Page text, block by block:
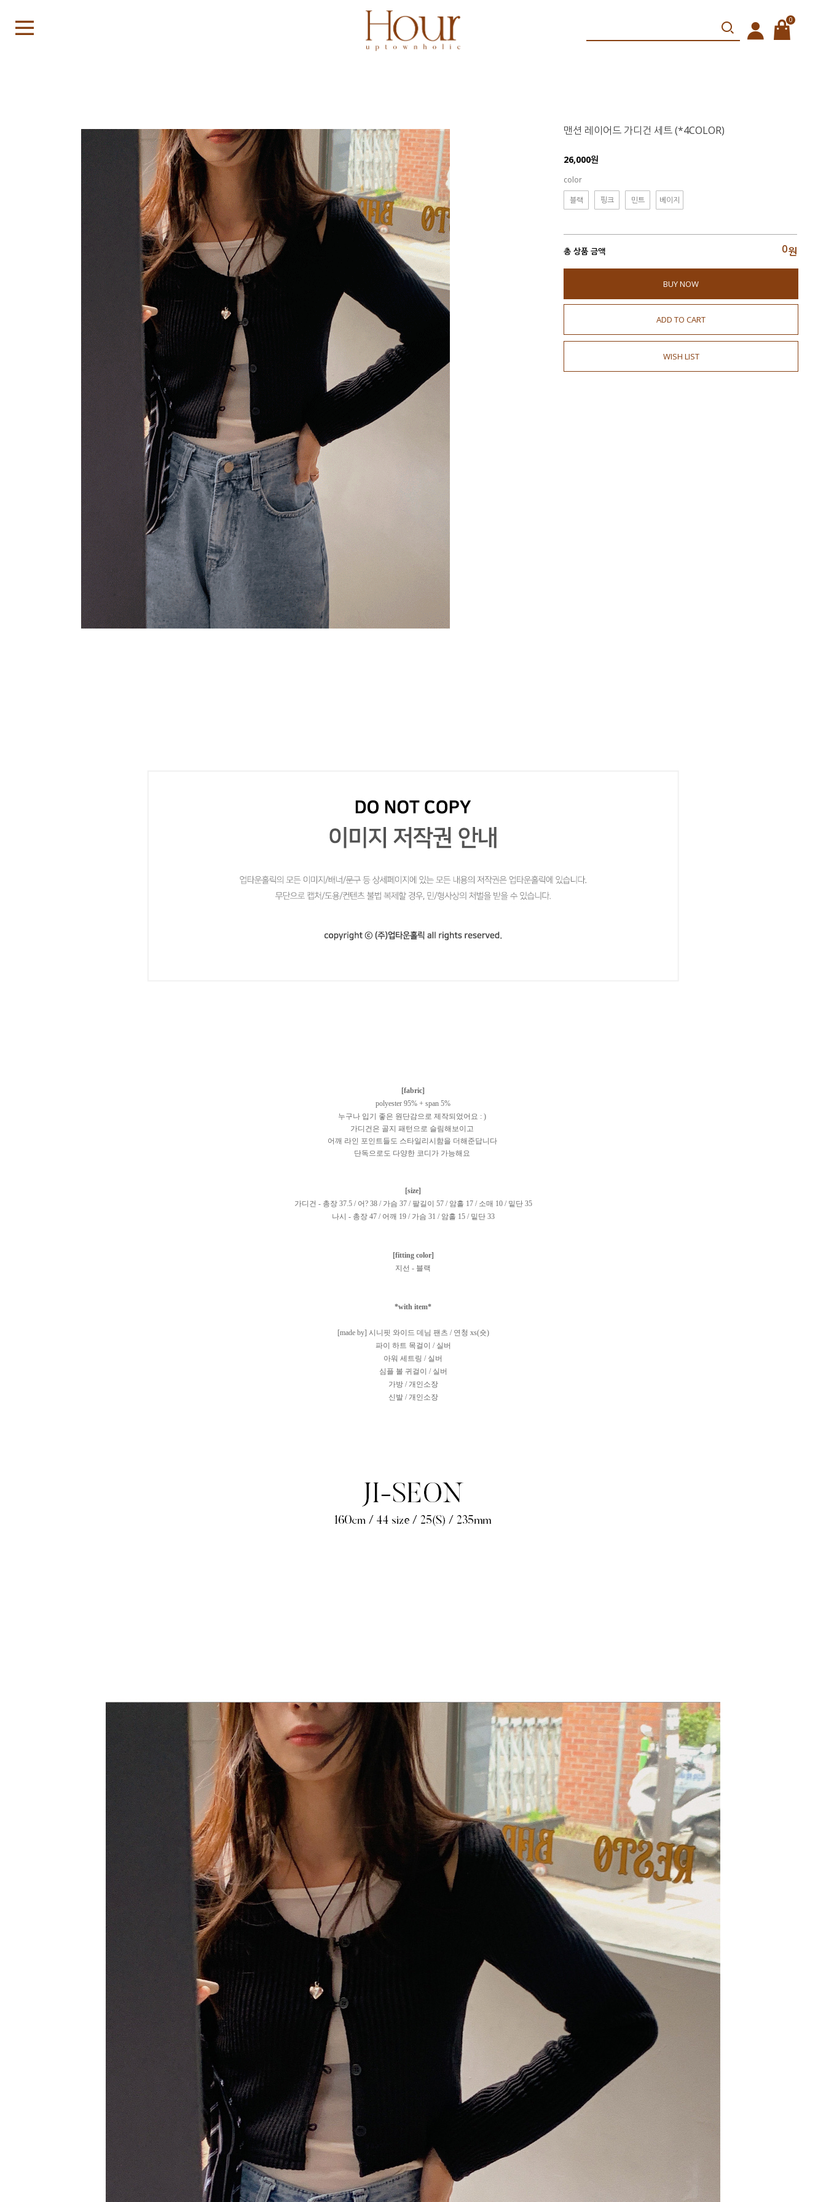
0
맨션 레이어드 가디건 세트 (*4COLOR)
26,000원
color
블랙
핑크 민트 베이지
총 상품 금액 0원
BUY NOW
ADD TO CART
WISH LIST
[fabric]
polyester 95% + span 5%
누구나 입기 좋은 원단감으로 제작되었어요 : )
가디건은 골지 패턴으로 슬림해보이고
어깨 라인 포인트들도 스타일리시함을 더해준답니다
단독으로도 다양한 코디가 가능해요
[size]
가디건 - 총장 37.5 / 어? 38 / 가슴 37 / 팔길이 57 / 암홀 17 / 소매 10 / 밑단 35
나시 - 총장 47 / 어깨 19 / 가슴 31 / 암홀 15 / 밑단 33
[fitting color]
지선 - 블랙
*with item*
[made by] 시니핏 와이드 데님 팬츠 / 연청 xs(숏)
파이 하트 목걸이 / 실버
아워 세트링 / 실버
심플 볼 귀걸이 / 실버
가방 / 개인소장
신발 / 개인소장